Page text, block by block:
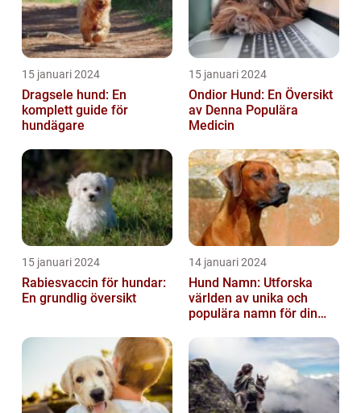
15 januari 2024
Dragsele hund: En
komplett guide för
hundägare
15 januari 2024
Ondior Hund: En Översikt
av Denna Populära
Medicin
15 januari 2024
Rabiesvaccin för hundar:
En grundlig översikt
14 januari 2024
Hund Namn: Utforska
världen av unika och
populära namn för din